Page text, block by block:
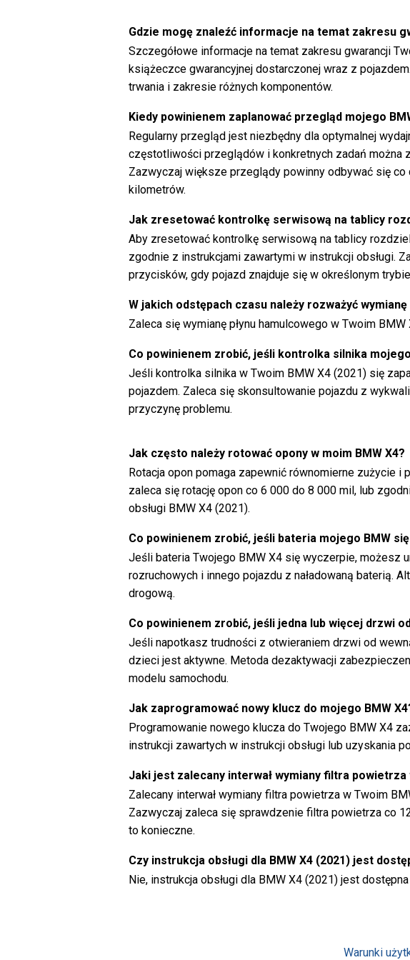
Gdzie mogę znaleźć informacje na temat zakresu
Szczegółowe informacje na temat zakresu gwarancji
książeczce gwarancyjnej dostarczonej wraz z
trwania i zakresie różnych komponentów.
Kiedy powinienem zaplanować przegląd mojego
Regularny przegląd jest niezbędny dla optymalnej
częstotliwości przeglądów i konkretnych zadań można
Zazwyczaj większe przeglądy powinny odbywać się co
kilometrów.
Jak zresetować kontrolkę serwisową na tablicy
Aby zresetować kontrolkę serwisową na tablicy
zgodnie z instrukcjami zawartymi w instrukcji obsługi.
przycisków, gdy pojazd znajduje się w określonym
W jakich odstępach czasu należy rozważyć
Zaleca się wymianę płynu hamulcowego w Twoim
Co powinienem zrobić, jeśli kontrolka silnika
Jeśli kontrolka silnika w Twoim BMW X4 (2021) się
pojazdem. Zaleca się skonsultowanie pojazdu z
przyczynę problemu.
Jak często należy rotować opony w moim BMW X4?
Rotacja opon pomaga zapewnić równomierne zużycie i
zaleca się rotację opon co 6 000 do 8 000 mil, lub
obsługi BMW X4 (2021).
Co powinienem zrobić, jeśli bateria mojego BMW
Jeśli bateria Twojego BMW X4 się wyczerpie, możesz
rozruchowych i innego pojazdu z naładowaną baterią.
drogową.
Co powinienem zrobić, jeśli jedna lub więcej drzwi
Jeśli napotkasz trudności z otwieraniem drzwi od
dzieci jest aktywne. Metoda dezaktywacji
modelu samochodu.
Jak zaprogramować nowy klucz do mojego BMW
Programowanie nowego klucza do Twojego BMW X4
instrukcji zawartych w instrukcji obsługi lub uzyskania
Jaki jest zalecany interwał wymiany filtra powietrza
Zalecany interwał wymiany filtra powietrza w Twoim
Zazwyczaj zaleca się sprawdzenie filtra powietrza co
to konieczne.
Czy instrukcja obsługi dla BMW X4 (2021) jest
Nie, instrukcja obsługi dla BMW X4 (2021) jest
Warunki